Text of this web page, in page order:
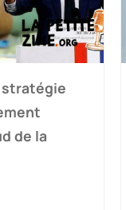
stratégie
de la